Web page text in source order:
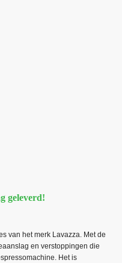
geleverd!
van het merk Lavazza. Met de
en verstoppingen die
Het is